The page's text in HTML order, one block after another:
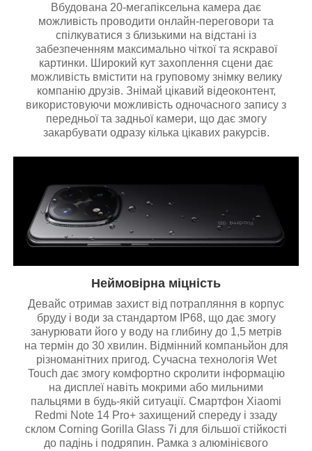
Вбудована 20-мегапіксельна камера дає
можливість проводити онлайн-переговори та
спілкуватися з близькими на відстані із
забезпеченням максимально чіткої та яскравої
картинки. Широкий кут захоплення сцени дає
можливість вмістити на груповому знімку велику
компанію друзів. Знімай цікавий відеоконтент,
використовуючи можливість одночасного запису з
передньої та задньої камери, що дає змогу
закарбувати одразу кілька цікавих ракурсів.
Неймовірна міцність
Девайс отримав захист від потрапляння в корпус
бруду і води за стандартом IP68, що дає змогу
занурювати його у воду на глибину до 1,5 метрів
на термін до 30 хвилин. Відмінний компаньйон для
різноманітних пригод. Сучасна технологія Wet
Touch дає змогу комфортно скролити інформацію
на дисплеї навіть мокрими або мильними
пальцями в будь-якій ситуації. Смартфон Xiaomi
Redmi Note 14 Pro+ захищений спереду і ззаду
склом Corning Gorilla Glass 7i для більшої стійкості
до падінь і подряпин. Рамка з алюмінієвого